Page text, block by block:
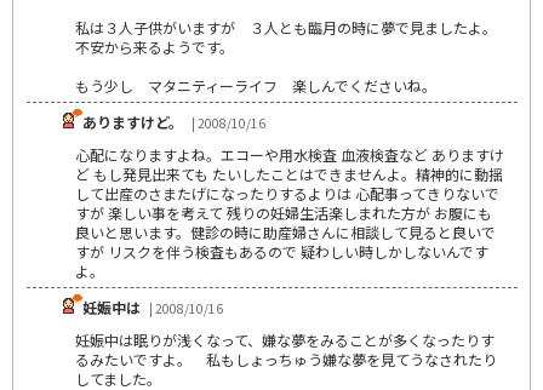
私は３人子供がいますが ３人とも臨月の時に夢で見ましたよ。
不安から来るようです。
もう少し マタニティーライフ 楽しんでくださいね。
ありますけど。
| 2008/10/16
心配になりますよね。エコーや用水検査 血液検査など ありますけ
ど もし発見出来ても たいしたことはできませんよ。精神的に動揺
して出産のさまたげになったりするよりは 心配事ってきりないで
すが 楽しい事を考えて 残りの妊婦生活楽しまれた方が お腹にも
良いと思います。健診の時に助産婦さんに相談して見ると良いで
すが リスクを伴う検査もあるので 疑わしい時しかしないんです
よ。
妊娠中は | 2008/10/16
妊娠中は眠りが浅くなって、嫌な夢をみることが多くなったりす
るみたいですよ。 私もしょっちゅう嫌な夢を見てうなされたり
してました。